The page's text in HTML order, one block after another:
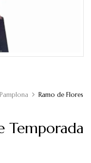
Ramo de Flores
Temporada